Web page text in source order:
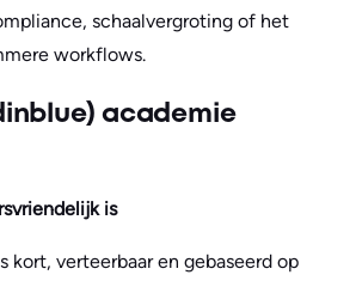
schaalvergroting of het
workflows.
academie
is
kort, verteerbaar en gebaseerd op